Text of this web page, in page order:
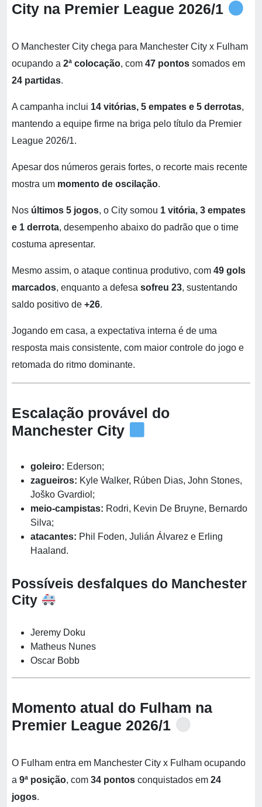
City na Premier League 2026/1
O Manchester City chega para Manchester City x Fulham
ocupando a 2ª colocação, com 47 pontos somados em
24 partidas.
A campanha inclui 14 vitórias, 5 empates e 5 derrotas,
mantendo a equipe firme na briga pelo título da Premier
League 2026/1.
Apesar dos números gerais fortes, o recorte mais recente
mostra um momento de oscilação.
Nos últimos 5 jogos, o City somou 1 vitória, 3 empates
e 1 derrota, desempenho abaixo do padrão que o time
costuma apresentar.
Mesmo assim, o ataque continua produtivo, com 49 gols
marcados, enquanto a defesa sofreu 23, sustentando
saldo positivo de +26.
Jogando em casa, a expectativa interna é de uma
resposta mais consistente, com maior controle do jogo e
retomada do ritmo dominante.
Escalação provável do
Manchester City
goleiro: Ederson;
zagueiros: Kyle Walker, Rúben Dias, John Stones,
Joško Gvardiol;
meio-campistas: Rodri, Kevin De Bruyne, Bernardo
Silva;
atacantes: Phil Foden, Julián Álvarez e Erling
Haaland.
Possíveis desfalques do Manchester
City
Jeremy Doku
Matheus Nunes
Oscar Bobb
Momento atual do Fulham na
Premier League 2026/1
O Fulham entra em Manchester City x Fulham ocupando
a 9ª posição, com 34 pontos conquistados em 24
jogos.